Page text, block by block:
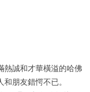
熱誠和才華橫溢的哈佛
朋友錯愕不已。